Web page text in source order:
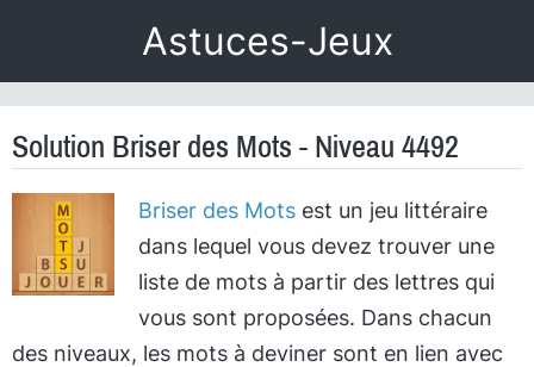
Astuces-Jeux
Solution Briser des Mots - Niveau 4492
Briser des Motsest un jeu littéraire
dans lequel vous devez trouver une
liste de mots à partir des lettres qui
vous sont proposées. Dans chacun
des niveaux, les mots à deviner sont en lien avec